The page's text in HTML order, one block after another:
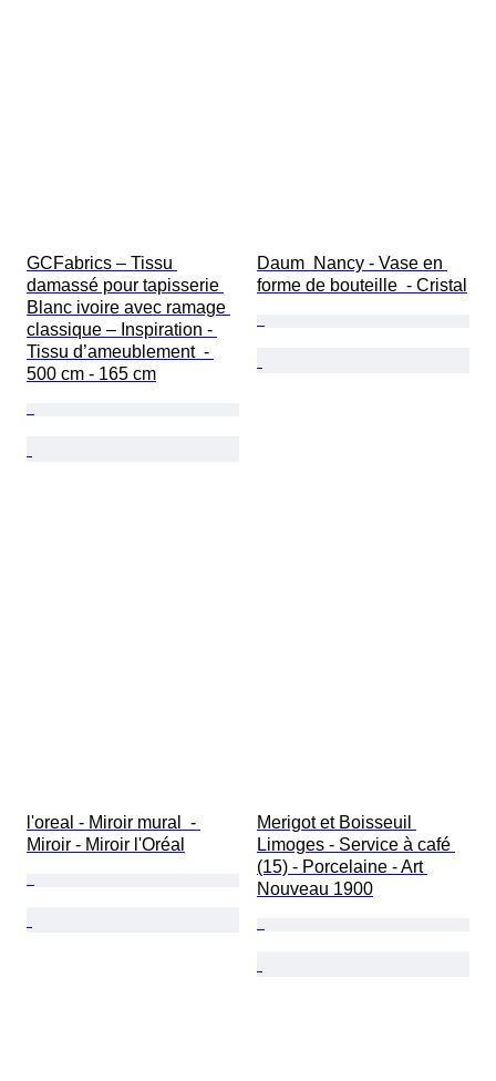
GCFabrics – Tissu
damassé pour tapisserie
Blanc ivoire avec ramage
classique – Inspiration -
Tissu d’ameublement  -
500 cm - 165 cm
Daum  Nancy - Vase en
forme de bouteille  - Cristal
l'oreal - Miroir mural  -
Miroir - Miroir l'Oréal
Merigot et Boisseuil
Limoges - Service à café
(15) - Porcelaine - Art
Nouveau 1900